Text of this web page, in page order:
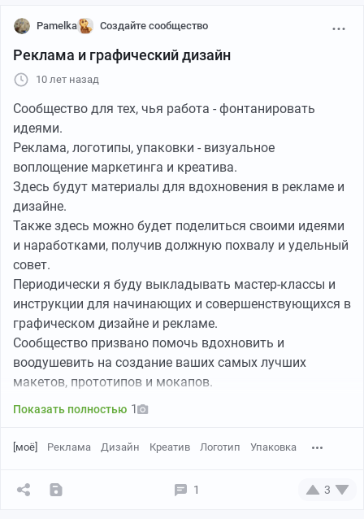
Pamelka Создайте сообщество
Реклама и графический дизайн
10 лет назад
Сообщество для тех, чья работа - фонтанировать
идеями.
Реклама, логотипы, упаковки - визуальное
воплощение маркетинга и креатива.
Здесь будут материалы для вдохновения в рекламе и
дизайне.
Также здесь можно будет поделиться своими идеями
и наработками, получив должную похвалу и удельный
совет.
Периодически я буду выкладывать мастер-классы и
инструкции для начинающих и совершенствующихся в
графическом дизайне и рекламе.
Сообщество призвано помочь вдохновить и
воодушевить на создание ваших самых лучших
макетов, прототипов и мокапов.
Показать полностью 1
[моё] Реклама Дизайн Креатив Логотип Упаковка
1 3